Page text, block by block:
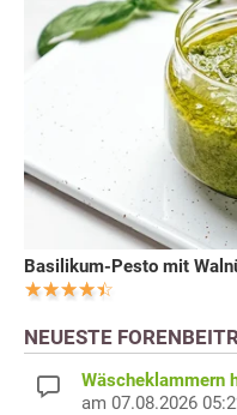
Basilikum-Pesto mit
NEUESTE
Wäscheklammern
am 07.08.2026